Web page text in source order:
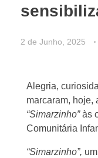
2 de Junho, 2025
Alegria,
marcaram, hoje,
“Simarzinho”às
Comunitária
“Simarzinho”,